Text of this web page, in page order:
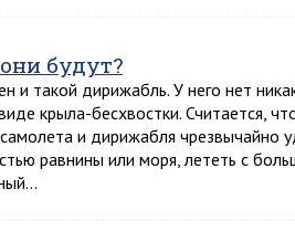
будут?
и такой дирижабль. У него нет
крыла-бесхвостки. Считается,
и дирижабля чрезвычайно
равнины или моря, лететь с